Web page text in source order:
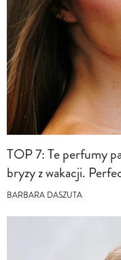
TOP 7: Te perfumy
bryzy z wakacji.
BARBARA DASZUTA